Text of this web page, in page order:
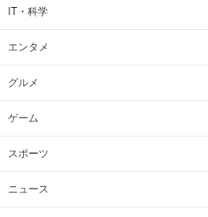
IT・科学
エンタメ
グルメ
ゲーム
スポーツ
ニュース